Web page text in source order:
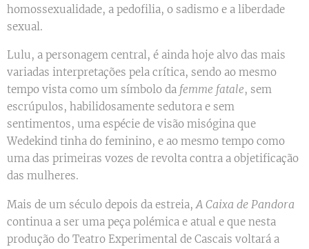
homossexualidade, a pedofilia, o sadismo e a liberdade
sexual.
Lulu, a personagem central, é ainda hoje alvo das mais
variadas interpretações pela crítica, sendo ao mesmo
tempo vista como um símbolo da femme fatale, sem
escrúpulos, habilidosamente sedutora e sem
sentimentos, uma espécie de visão misógina que
Wedekind tinha do feminino, e ao mesmo tempo como
uma das primeiras vozes de revolta contra a objetificação
das mulheres.
Mais de um século depois da estreia,A Caixa de Pandora
continua a ser uma peça polémica e atual e que nesta
produção do Teatro Experimental de Cascais voltará a